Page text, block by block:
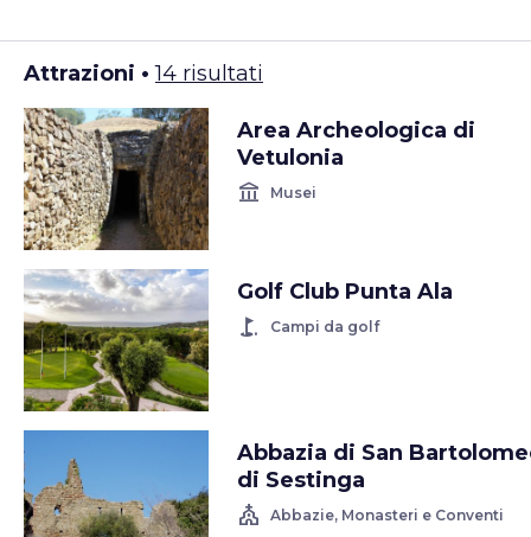
Attrazioni •14 risultati
Area Archeologica di
Vetulonia
account_balance Musei
Golf Club Punta Ala
golf_course Campi da golf
Abbazia di San
di Sestinga
church Abbazie, Monasteri e Conventi